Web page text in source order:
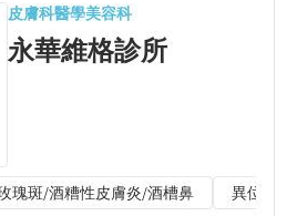
皮膚科醫學美容科
永華維格診所
瑰斑/酒糟性皮膚炎/酒槽鼻 異位性